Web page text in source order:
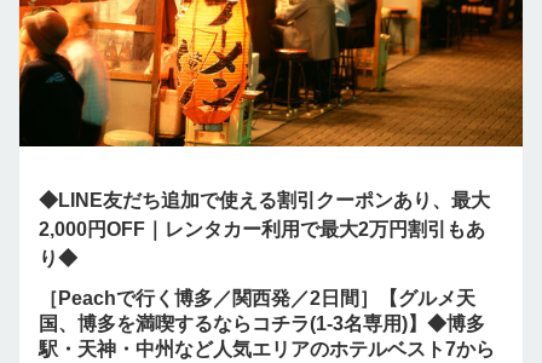
◆LINE友だち追加で使える割引クーポンあり、最大
2,000円OFF｜レンタカー利用で最大2万円割引もあ
り◆
［Peachで行く博多／関西発／2日間］【グルメ天
国、博多を満喫するならコチラ(1-3名専用)】◆博多
駅・天神・中州など人気エリアのホテルベスト7から